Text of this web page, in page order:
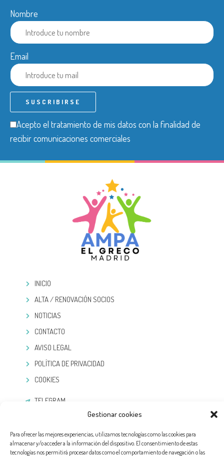
Gestionar cookies
Para ofrecer las mejores experiencias, utilizamos tecnologías como las cookies para
almacenar y/o acceder a la información del dispositivo. El consentimiento de estas
tecnologías nos permitirá procesar datos como el comportamiento de navegación o las
Nombre
Email
Acepto el tratamiento de mis datos con la finalidad de
recibir comunicaciones comerciales
INICIO
ALTA / RENOVACIÓN SOCIOS
NOTICIAS
CONTACTO
AVISO LEGAL
POLÍTICA DE PRIVACIDAD
COOKIES
TELEGRAM